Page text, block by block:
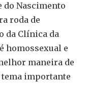
do Nascimento
roda de
da Clínica da
homossexual e
maneira de
tema importante